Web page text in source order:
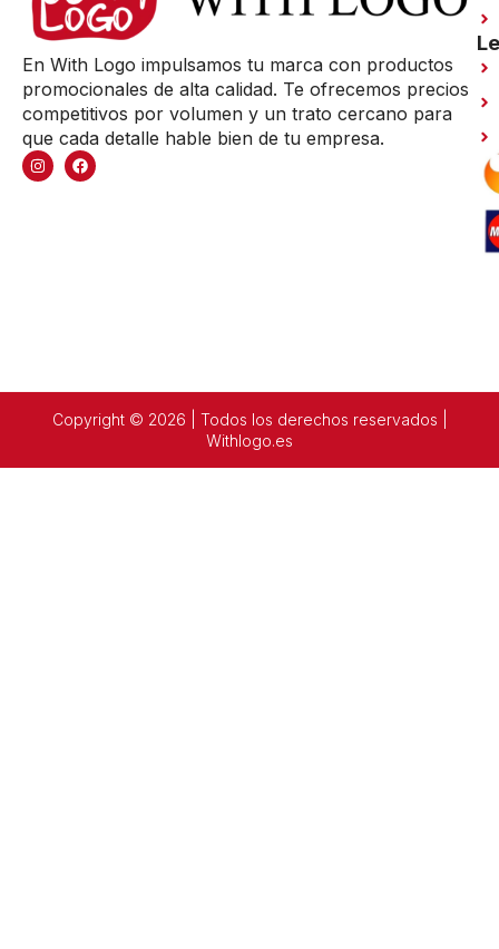
En With Logo impulsamos tu marca con productos
promocionales de alta calidad. Te ofrecemos precios
competitivos por volumen y un trato cercano para
que cada detalle hable bien de tu empresa.
Copyright © 2026 | Todos los derechos reservados |
Withlogo.es